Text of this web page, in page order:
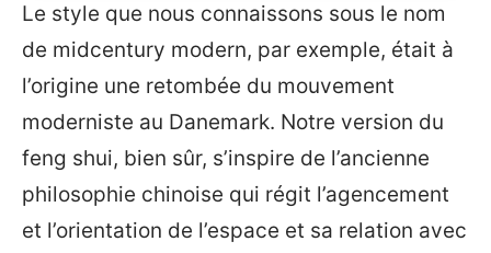
Le style que nous connaissons sous le nom
de midcentury modern, par exemple, était à
l’origine une retombée du mouvement
moderniste au Danemark. Notre version du
feng shui, bien sûr, s’inspire de l’ancienne
philosophie chinoise qui régit l’agencement
et l’orientation de l’espace et sa relation avec